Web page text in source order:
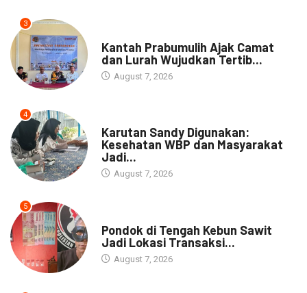
3
Kantah Prabumulih Ajak Camat
dan Lurah Wujudkan Tertib...
August 7, 2026
4
Karutan Sandy Digunakan:
Kesehatan WBP dan Masyarakat
Jadi...
August 7, 2026
5
Pondok di Tengah Kebun Sawit
Jadi Lokasi Transaksi...
August 7, 2026